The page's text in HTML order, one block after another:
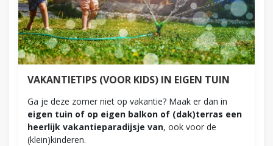
VAKANTIETIPS (VOOR KIDS) IN EIGEN TUIN
Ga je deze zomer niet op vakantie? Maak er dan in
eigen tuin of op eigen balkon of (dak)terras een
heerlijk vakantieparadijsje van, ook voor de
(klein)kinderen.